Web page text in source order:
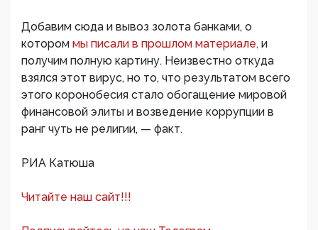
Добавим сюда и вывоз золота банками, о
котором мы писали в прошлом материале, и
получим полную картину. Неизвестно откуда
взялся этот вирус, но то, что результатом всего
этого коронобесия стало обогащение мировой
финансовой элиты и возведение коррупции в
ранг чуть не религии, — факт.
РИА Катюша
Читайте наш сайт!!!